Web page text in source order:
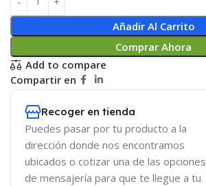
Añadir Al Carrito
Comprar Ahora
Add to compare
Compartir en
Recoger en tienda
Puedes pasar por tu producto a la
dirección donde nos encontramos
ubicados o cotizar una de las opciones
de mensajería para que te llegue a tu